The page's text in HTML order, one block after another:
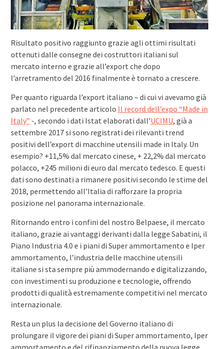
Risultato positivo raggiunto grazie agli ottimi risultati
ottenuti dalle consegne dei costruttori italiani sul
mercato interno e grazie all’export che dopo
l’arretramento del 2016 finalmente è tornato a crescere.
Per quanto riguarda l’export italiano – di cui vi avevamo già
parlato nel precedente articolo Il record dell’expo “Made in
Italy” -, secondo i dati Istat elaborati dall’UCIMU, già a
settembre 2017 si sono registrati dei rilevanti trend
positivi dell’export di macchine utensili made in Italy. Un
esempio? +11,5% dal mercato cinese, + 22,2% dal mercato
polacco, +245 milioni di euro dal mercato tedesco. E questi
dati sono destinati a rimanere positivi secondo le stime del
2018, permettendo all’Italia di rafforzare la propria
posizione nel panorama internazionale.
Ritornando entro i confini del nostro Belpaese, il mercato
italiano, grazie ai vantaggi derivanti dalla legge Sabatini, il
Piano Industria 4.0 e i piani di Super ammortamento e Iper
ammortamento, l’industria delle macchine utensili
italiane si sta sempre più ammodernando e digitalizzando,
con investimenti su produzione e tecnologie, offrendo
prodotti di qualità estremamente competitivi nel mercato
internazionale.
Resta un plus la decisione del Governo italiano di
prolungare il vigore dei piani di Super ammortamento, Iper